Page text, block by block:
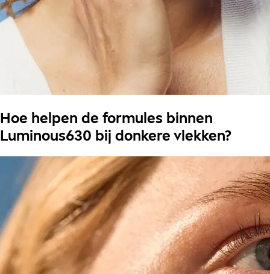
Hoe helpen de formules binnen
Luminous630 bij donkere vlekken?